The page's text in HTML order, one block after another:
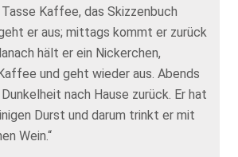
Kaffee, das Skizzenbuch
er aus; mittags kommt er zurück
hält er ein Nickerchen,
und geht wieder aus. Abends
nach Hause zurück. Er hat
Durst und darum trinkt er mit
Wein.“